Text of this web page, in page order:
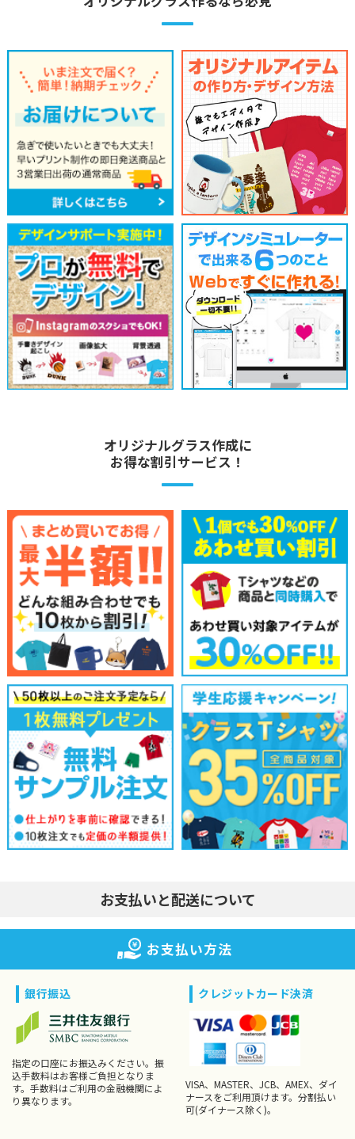
オリジナルグラス作成に
お得な割引サービス！
お支払いと配送について
お支払い方法
銀行振込
指定の口座にお振込みください。振
込手数料はお客様ご負担となりま
す。手数料はご利用の金融機関によ
り異なります。
クレジットカード決済
VISA、MASTER、JCB、AMEX、ダイ
ナースをご利用頂けます。分割払い
可(ダイナース除く)。